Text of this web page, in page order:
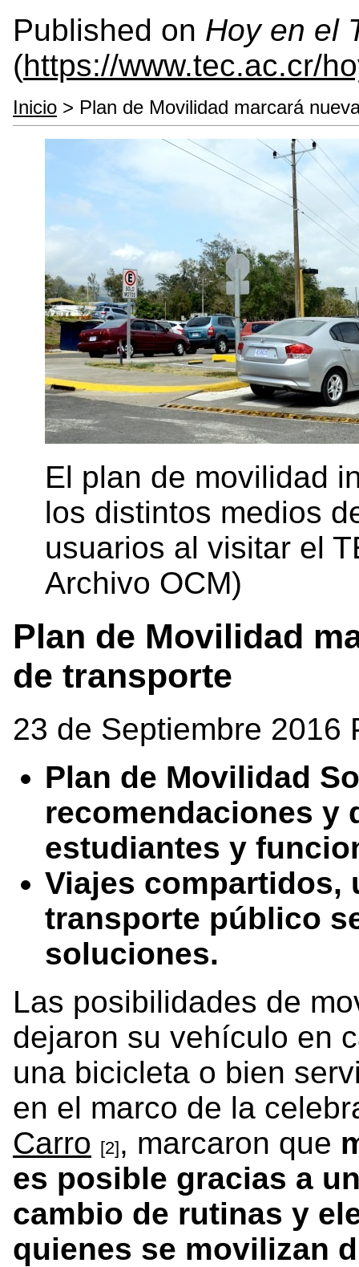
Published on Hoy en el
(https://www.tec.ac.cr/
Inicio > Plan de Movilidad marcará
El plan de movilidad
los distintos medios
usuarios al visitar el
Archivo OCM)
Plan de Movilidad
de transporte
23 de Septiembre 2016
Plan de Movilidad
recomendaciones y
estudiantes y
Viajes compartidos,
transporte público
soluciones.
Las posibilidades de
dejaron su vehículo en
una bicicleta o bien
en el marco de la
Carro [2], marcaron que
es posible gracias a
cambio de rutinas y
quienes se movilizan